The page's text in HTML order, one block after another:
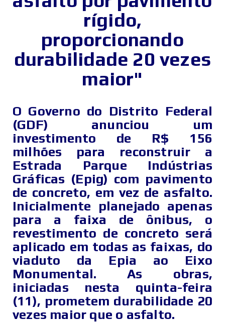
rígido,
proporcionando
durabilidade 20 vezes
maior"
O Governo do Distrito Federal
(GDF) anunciou um
investimento de R$ 156
milhões para reconstruir a
Estrada Parque Indústrias
Gráficas (Epig) com pavimento
de concreto, em vez de asfalto.
Inicialmente planejado apenas
para a faixa de ônibus, o
revestimento de concreto será
aplicado em todas as faixas, do
viaduto da Epia ao Eixo
Monumental. As obras,
iniciadas nesta quinta-feira
(11), prometem durabilidade 20
vezes maior que o asfalto.